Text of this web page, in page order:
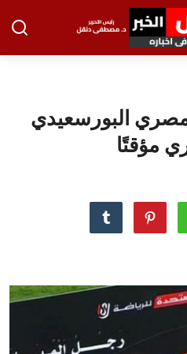
البورسعيدي
مؤقتًا